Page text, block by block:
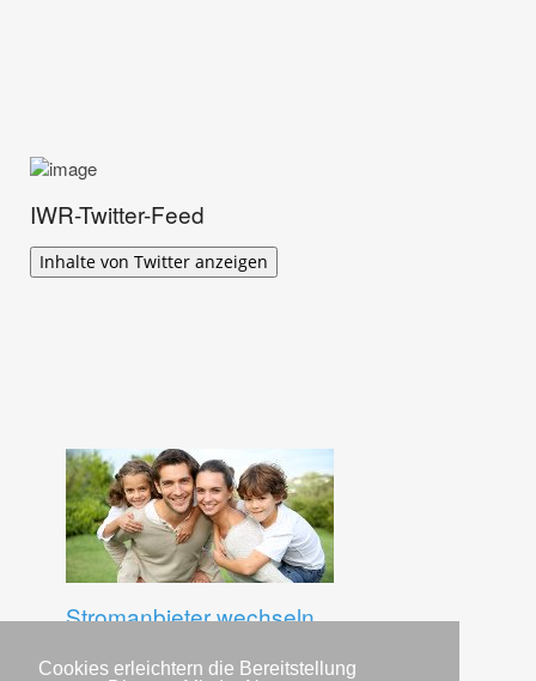
Cookies erleichtern die Bereitstellung
IWR-Twitter-Feed
Inhalte von Twitter anzeigen
Stromanbieter wechseln
Hier finden Sie günstige Stromtarife.